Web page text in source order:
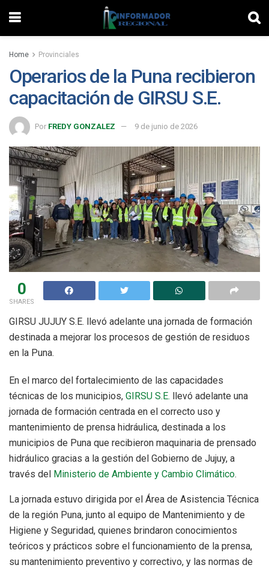
Home Provinciales
Operarios de la Puna recibieron
capacitación de GIRSU S.E.
Por FREDY GONZALEZ 9 de junio de 2026
0
SHARES
GIRSU JUJUY S.E. llevó adelante una jornada de formación
destinada a mejorar los procesos de gestión de residuos
en la Puna.
En el marco del fortalecimiento de las capacidades
técnicas de los municipios, GIRSU S.E. llevó adelante una
jornada de formación centrada en el correcto uso y
mantenimiento de prensa hidráulica, destinada a los
municipios de Puna que recibieron maquinaria de prensado
hidráulico gracias a la gestión del Gobierno de Jujuy, a
través del Ministerio de Ambiente y Cambio Climático.
La jornada estuvo dirigida por el Área de Asistencia Técnica
de la región Puna, junto al equipo de Mantenimiento y de
Higiene y Seguridad, quienes brindaron conocimientos
teóricos y prácticos sobre el funcionamiento de la prensa,
su mantenimiento preventivo y correctivo, y las normas de